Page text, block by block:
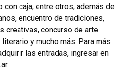
con caja, entre otros; además de
encuentro de tradiciones,
creativas, concurso de arte
y mucho más. Para más
las entradas, ingresar en
.